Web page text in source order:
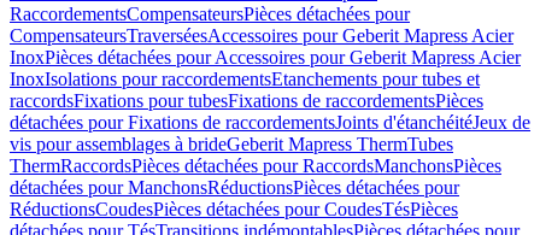
RaccordementsCompensateursPièces détachées pour
CompensateursTraverséesAccessoires pour Geberit Mapress Acier
InoxPièces détachées pour Accessoires pour Geberit Mapress Acier
InoxIsolations pour raccordementsEtanchements pour tubes et
raccordsFixations pour tubesFixations de raccordementsPièces
détachées pour Fixations de raccordementsJoints d'étanchéitéJeux de
vis pour assemblages à brideGeberit Mapress ThermTubes
ThermRaccordsPièces détachées pour RaccordsManchonsPièces
détachées pour ManchonsRéductionsPièces détachées pour
RéductionsCoudesPièces détachées pour CoudesTésPièces
détachées pour TésTransitions indémontablesPièces détachées pour